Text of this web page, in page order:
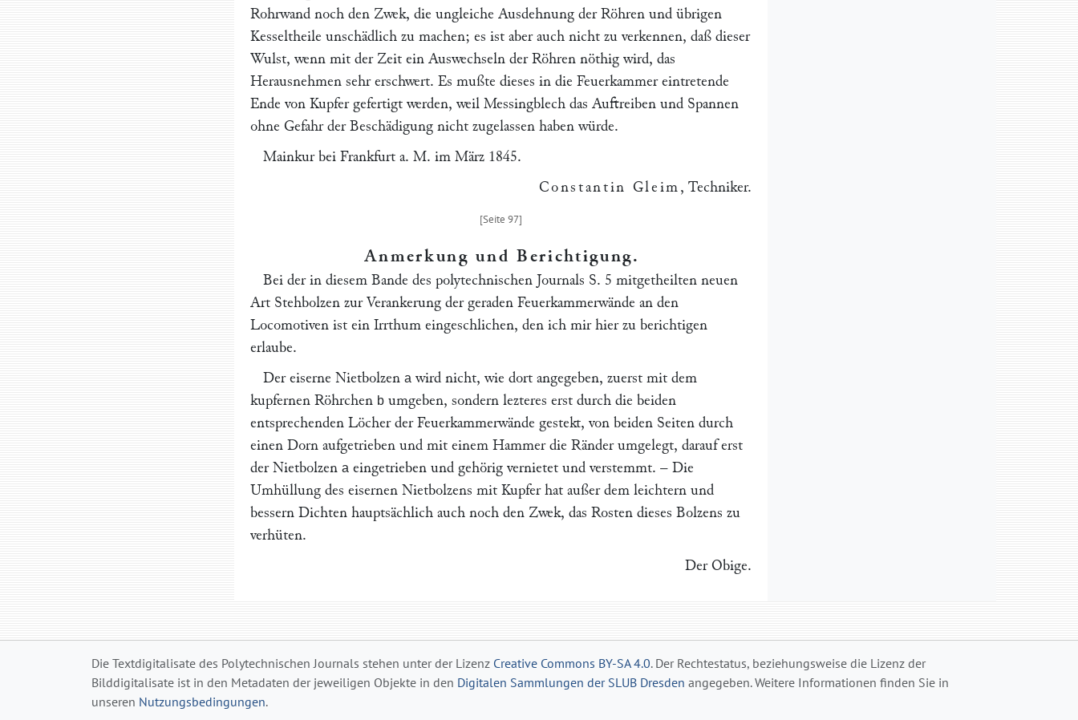
Rohrwand noch den Zwek, die ungleiche Ausdehnung der Röhren und übrigen
Kesseltheile unschädlich zu machen; es ist aber auch nicht zu verkennen, daß dieser
Wulst, wenn mit der Zeit ein Auswechseln der Röhren nöthig wird, das
Herausnehmen sehr erschwert. Es mußte dieses in die Feuerkammer eintretende
Ende von Kupfer gefertigt werden, weil Messingblech das Auftreiben und Spannen
ohne Gefahr der Beschädigung nicht zugelassen haben würde.
Mainkur bei Frankfurt a. M. im März 1845.
Constantin Gleim , Techniker.
Anmerkung und Berichtigung.
Bei der in diesem Bande des polytechnischen Journals S. 5 mitgetheilten neuen
Art Stehbolzen zur Verankerung der geraden Feuerkammerwände an den
Locomotiven ist ein Irrthum eingeschlichen, den ich mir hier zu berichtigen
erlaube.
Der eiserne Nietbolzen a wird nicht, wie dort angegeben, zuerst mit dem
kupfernen Röhrchen b umgeben, sondern lezteres erst durch die beiden
entsprechenden Löcher der Feuerkammerwände gestekt, von beiden Seiten durch
einen Dorn aufgetrieben und mit einem Hammer die Ränder umgelegt, darauf erst
der Nietbolzen a eingetrieben und gehörig vernietet und verstemmt. – Die
Umhüllung des eisernen Nietbolzens mit Kupfer hat außer dem leichtern und
bessern Dichten hauptsächlich auch noch den Zwek, das Rosten dieses Bolzens zu
verhüten.
Der Obige.
Die Textdigitalisate des Polytechnischen Journals stehen unter der Lizenz Creative Commons BY-SA 4.0. Der Rechtestatus, beziehungsweise die Lizenz der
Bilddigitalisate ist in den Metadaten der jeweiligen Objekte in den Digitalen Sammlungen der SLUB Dresden angegeben. Weitere Informationen finden Sie in
unseren Nutzungsbedingungen.